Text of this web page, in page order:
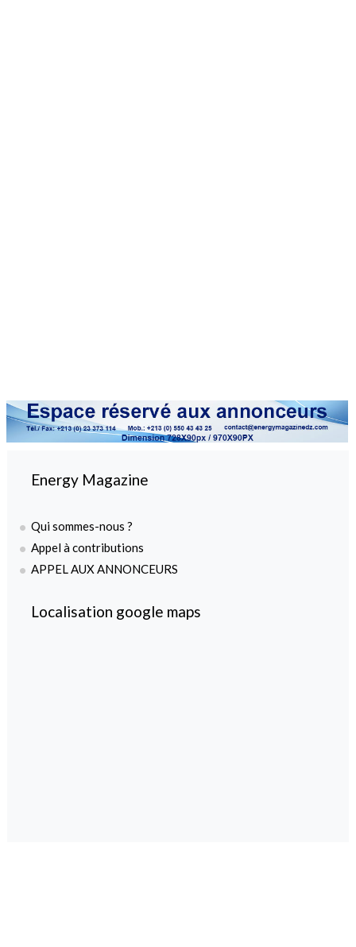
Energy Magazine
Qui sommes-nous ?
Appel à contributions
APPEL AUX ANNONCEURS
Localisation google maps